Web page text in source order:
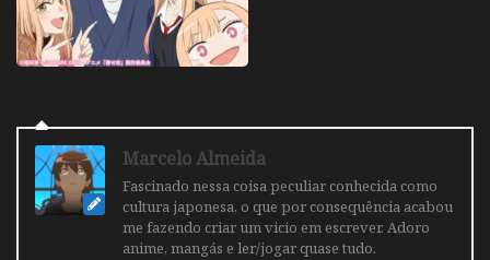
Marcelo Almeida
Fascinado nessa coisa peculiar conhecida como
cultura japonesa, o que por consequência acabou
me fazendo criar um vicio em escrever. Adoro
anime, mangás e ler/jogar quase tudo.